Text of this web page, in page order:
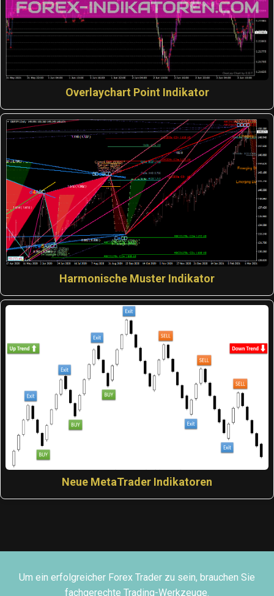
Overlaychart Point Indikator
Harmonische Muster Indikator
Neue MetaTrader Indikatoren
Um ein erfolgreicher Forex Trader zu sein, brauchen Sie
fachgerechte Trading-Werkzeuge.